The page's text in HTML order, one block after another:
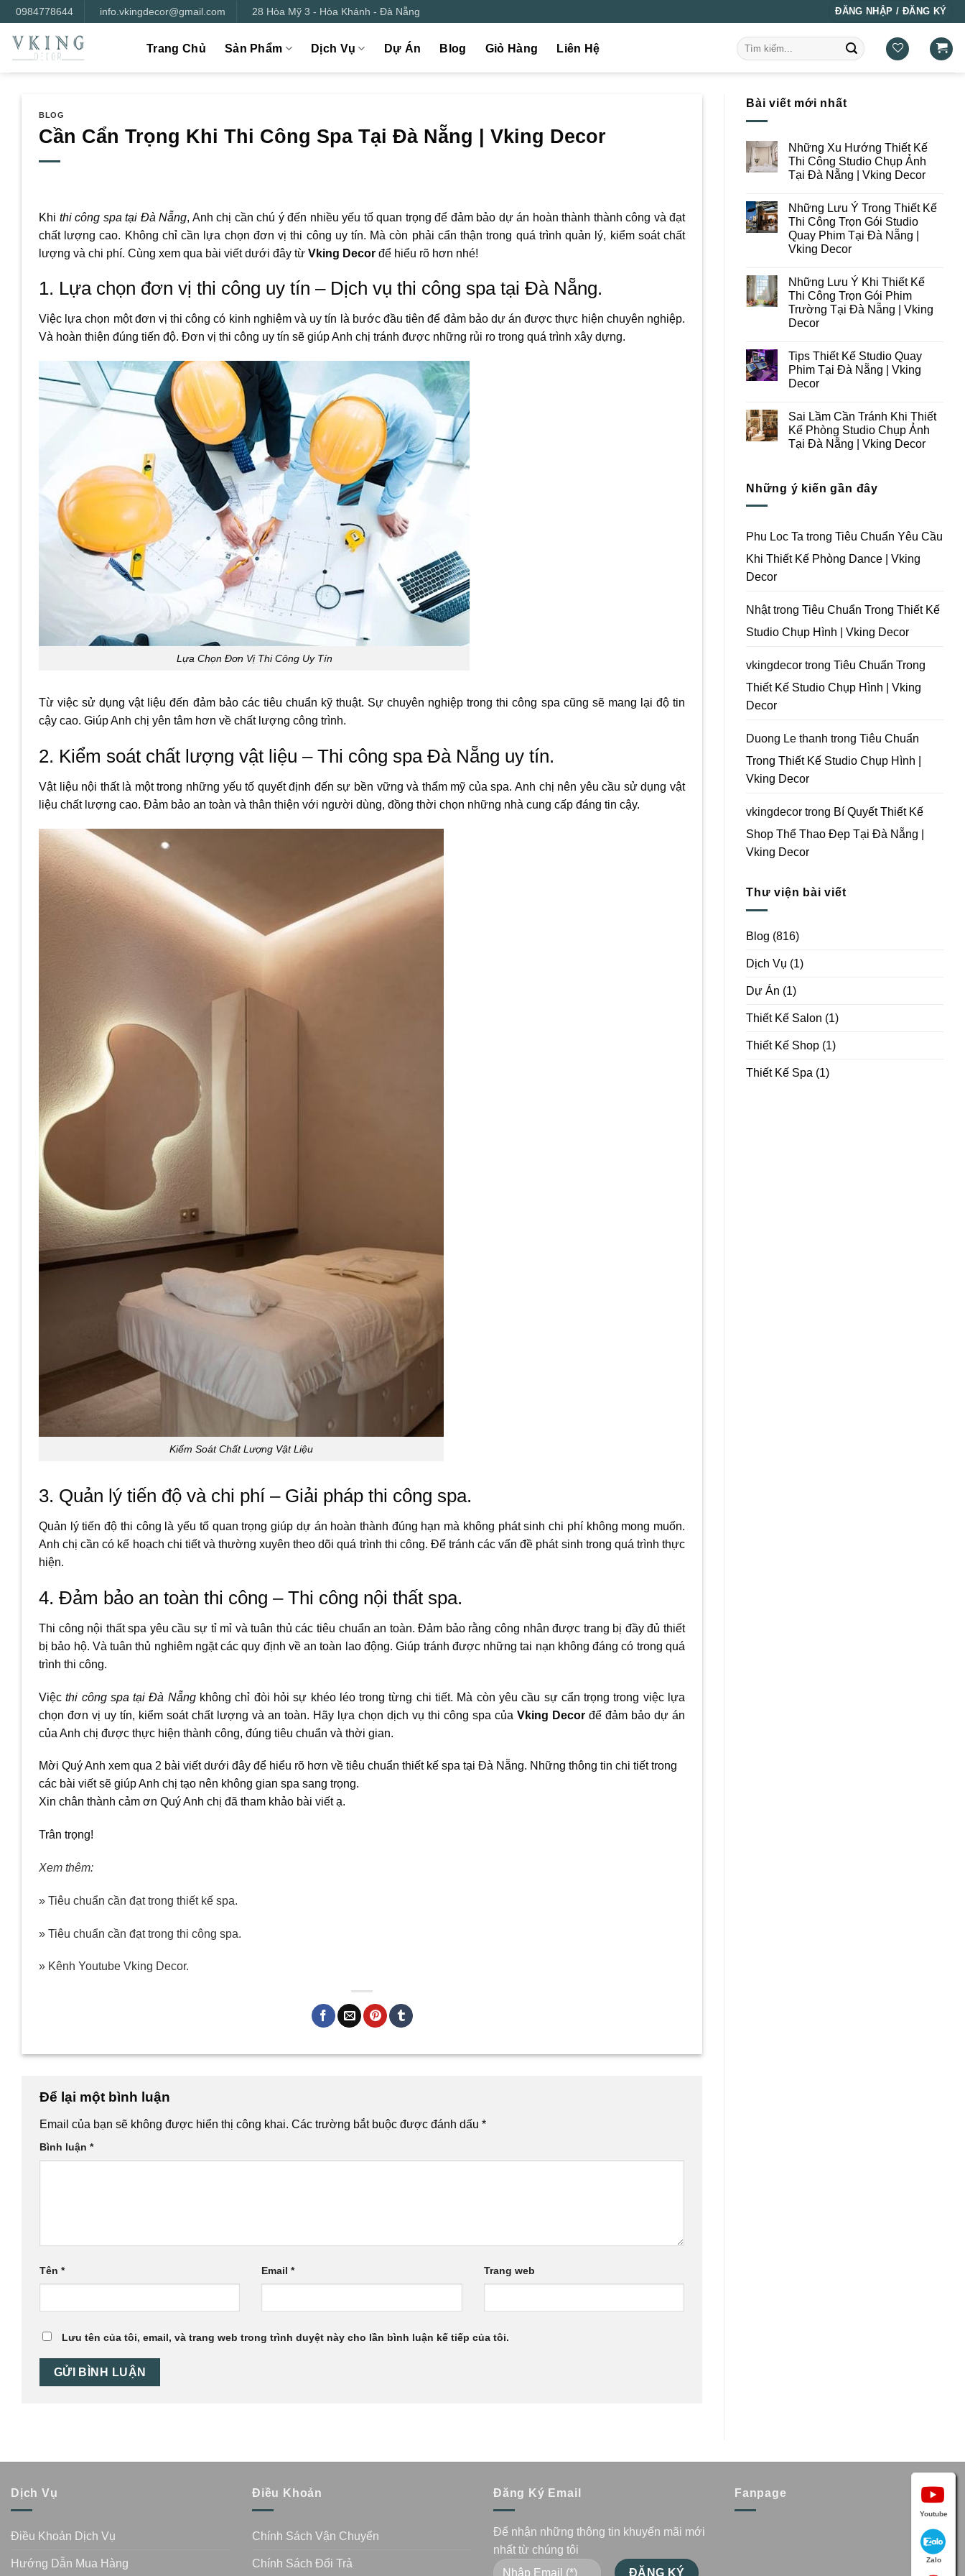
qua
nội
dung
0984778644 info.vkingdecor@gmail.com 28 Hòa Mỹ 3 - Hòa Khánh - Đà Nẵng ĐĂNG NHẬP / ĐĂNG KÝ
Trang Chủ Sản Phẩm Dịch Vụ Dự Án Blog Giỏ Hàng Liên Hệ
Tìm
kiếm:
BLOG
Cần Cẩn Trọng Khi Thi Công Spa Tại Đà Nẵng | Vking Decor
Khi thi công spa tại Đà Nẵng, Anh chị cần chú ý đến nhiều yếu tố quan trọng để đảm bảo dự án hoàn thành thành công và đạt
chất lượng cao. Không chỉ cần lựa chọn đơn vị thi công uy tín. Mà còn phải cẩn thận trong quá trình quản lý, kiểm soát chất
lượng và chi phí. Cùng xem qua bài viết dưới đây từ Vking Decor để hiểu rõ hơn nhé!
1. Lựa chọn đơn vị thi công uy tín – Dịch vụ thi công spa tại Đà Nẵng.
Việc lựa chọn một đơn vị thi công có kinh nghiệm và uy tín là bước đầu tiên để đảm bảo dự án được thực hiện chuyên nghiệp.
Và hoàn thiện đúng tiến độ. Đơn vị thi công uy tín sẽ giúp Anh chị tránh được những rủi ro trong quá trình xây dựng.
Lựa Chọn Đơn Vị Thi Công Uy Tín
Từ việc sử dụng vật liệu đến đảm bảo các tiêu chuẩn kỹ thuật. Sự chuyên nghiệp trong thi công spa cũng sẽ mang lại độ tin
cậy cao. Giúp Anh chị yên tâm hơn về chất lượng công trình.
2. Kiểm soát chất lượng vật liệu – Thi công spa Đà Nẵng uy tín.
Vật liệu nội thất là một trong những yếu tố quyết định đến sự bền vững và thẩm mỹ của spa. Anh chị nên yêu cầu sử dụng vật
liệu chất lượng cao. Đảm bảo an toàn và thân thiện với người dùng, đồng thời chọn những nhà cung cấp đáng tin cậy.
Kiểm Soát Chất Lượng Vật Liệu
3. Quản lý tiến độ và chi phí – Giải pháp thi công spa.
Quản lý tiến độ thi công là yếu tố quan trọng giúp dự án hoàn thành đúng hạn mà không phát sinh chi phí không mong muốn.
Anh chị cần có kế hoạch chi tiết và thường xuyên theo dõi quá trình thi công. Để tránh các vấn đề phát sinh trong quá trình thực
hiện.
4. Đảm bảo an toàn thi công – Thi công nội thất spa.
Thi công nội thất spa yêu cầu sự tỉ mỉ và tuân thủ các tiêu chuẩn an toàn. Đảm bảo rằng công nhân được trang bị đầy đủ thiết
bị bảo hộ. Và tuân thủ nghiêm ngặt các quy định về an toàn lao động. Giúp tránh được những tai nạn không đáng có trong quá
trình thi công.
Việcthi công spa tại Đà Nẵngkhông chỉ đòi hỏi sự khéo léo trong từng chi tiết. Mà còn yêu cầu sự cẩn trọng trong việc lựa
chọn đơn vị uy tín, kiểm soát chất lượng và an toàn. Hãy lựa chọn dịch vụ thi công spa của Vking Decor để đảm bảo dự án
của Anh chị được thực hiện thành công, đúng tiêu chuẩn và thời gian.
Mời Quý Anh xem qua 2 bài viết dưới đây để hiểu rõ hơn về tiêu chuẩn thiết kế spa tại Đà Nẵng. Những thông tin chi tiết trong
các bài viết sẽ giúp Anh chị tạo nên không gian spa sang trọng.
Xin chân thành cảm ơn Quý Anh chị đã tham khảo bài viết ạ.
Trân trọng!
Xem thêm:
» Tiêu chuẩn cần đạt trong thiết kế spa.
» Tiêu chuẩn cần đạt trong thi công spa.
» Kênh Youtube Vking Decor.
Để lại một bình luận
Email của bạn sẽ không được hiển thị công khai. Các trường bắt buộc được đánh dấu *
Bình luận *
Tên * Email* Trang web
Lưu tên của tôi, email, và trang web trong trình duyệt này cho lần bình luận kế tiếp của tôi.
Bài viết mới nhất
Những Xu Hướng Thiết Kế
Thi Công Studio Chụp Ảnh
Tại Đà Nẵng | Vking Decor
bình
luận
ở
Những
Xu
Hướng
Thi
Công
Studio
Chụp
Ảnh
Tại
Vking
Decor
Những Lưu Ý Trong Thiết Kế
Thi Công Trọn Gói Studio
Quay Phim Tại Đà Nẵng |
Vking Decor
bình
luận
ở
Những
Lưu
Ý
Kế
Thi
Công
Trọn
Quay
Phim
Tại
Đà
Nẵng
Những Lưu Ý Khi Thiết Kế
Thi Công Trọn Gói Phim
Trường Tại Đà Nẵng | Vking
Decor
bình
luận
ở
Những
Khi
Thiết
Kế
Thi
Công
Trường
Tại
Vking
Decor
Tips Thiết Kế Studio Quay
Phim Tại Đà Nẵng | Vking
Decor
bình
luận
ở
Tips
Quay
Phim
Vking
Sai Lầm Cần Tránh Khi Thiết
Kế Phòng Studio Chụp Ảnh
Tại Đà Nẵng | Vking Decor
luận
ở
Tránh
Khi
Kế
Tại
Đà
Nẵng
|
Những ý kiến gần đây
Phu Loc Ta trong Tiêu Chuẩn Yêu Cầu
Khi Thiết Kế Phòng Dance | Vking
Decor
Nhậttrong Tiêu Chuẩn Trong Thiết Kế
Studio Chụp Hình | Vking Decor
vkingdecor trong Tiêu Chuẩn Trong
Thiết Kế Studio Chụp Hình | Vking
Decor
Duong Le thanh trong Tiêu Chuẩn
Trong Thiết Kế Studio Chụp Hình |
Vking Decor
vkingdecor trong Bí Quyết Thiết Kế
Shop Thể Thao Đẹp Tại Đà Nẵng |
Vking Decor
Thư viện bài viết
Blog (816)
Dịch Vụ (1)
Dự Án (1)
Thiết Kế Salon (1)
Thiết Kế Shop (1)
Thiết Kế Spa (1)
Dịch Vụ
Điều Khoản Dịch Vụ
Hướng Dẫn Mua Hàng
Điều Khoản
Chính Sách Vận Chuyển
Chính Sách Đổi Trả
Đăng Ký Email
Để nhận những thông tin khuyến mãi mới
nhất từ chúng tôi
Fanpage
Youtube
Zalo